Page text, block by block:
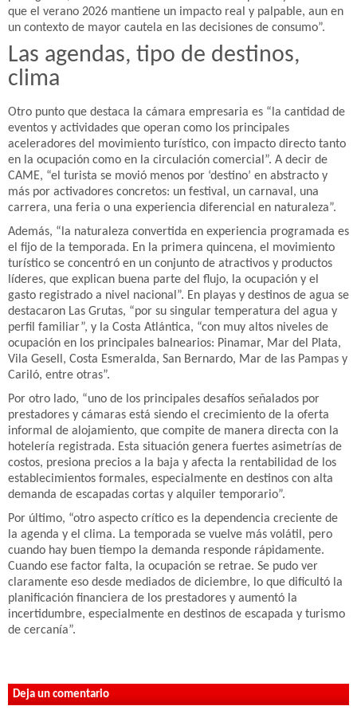
que el verano 2026 mantiene un impacto real y palpable, aun en
un contexto de mayor cautela en las decisiones de consumo”.
Las agendas, tipo de destinos,
clima
Otro punto que destaca la cámara empresaria es “la cantidad de
eventos y actividades que operan como los principales
aceleradores del movimiento turístico, con impacto directo tanto
en la ocupación como en la circulación comercial”. A decir de
CAME, “el turista se movió menos por ‘destino’ en abstracto y
más por activadores concretos: un festival, un carnaval, una
carrera, una feria o una experiencia diferencial en naturaleza”.
Además, “la naturaleza convertida en experiencia programada es
el fijo de la temporada. En la primera quincena, el movimiento
turístico se concentró en un conjunto de atractivos y productos
líderes, que explican buena parte del flujo, la ocupación y el
gasto registrado a nivel nacional”. En playas y destinos de agua se
destacaron Las Grutas, “por su singular temperatura del agua y
perfil familiar”, y la Costa Atlántica, “con muy altos niveles de
ocupación en los principales balnearios: Pinamar, Mar del Plata,
Vila Gesell, Costa Esmeralda, San Bernardo, Mar de las Pampas y
Cariló, entre otras”.
Por otro lado, “uno de los principales desafíos señalados por
prestadores y cámaras está siendo el crecimiento de la oferta
informal de alojamiento, que compite de manera directa con la
hotelería registrada. Esta situación genera fuertes asimetrías de
costos, presiona precios a la baja y afecta la rentabilidad de los
establecimientos formales, especialmente en destinos con alta
demanda de escapadas cortas y alquiler temporario”.
Por último, “otro aspecto crítico es la dependencia creciente de
la agenda y el clima. La temporada se vuelve más volátil, pero
cuando hay buen tiempo la demanda responde rápidamente.
Cuando ese factor falta, la ocupación se retrae. Se pudo ver
claramente eso desde mediados de diciembre, lo que dificultó la
planificación financiera de los prestadores y aumentó la
incertidumbre, especialmente en destinos de escapada y turismo
de cercanía”.
Deja un comentario